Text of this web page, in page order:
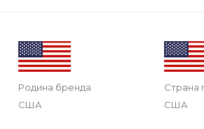
Родина бренда
США
Страна
США